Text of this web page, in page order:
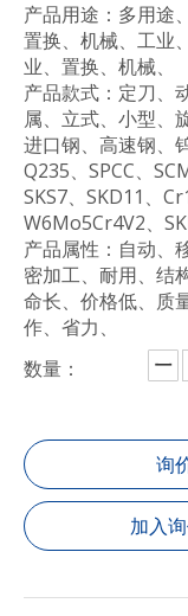
产品用途：多用途
置换、机械、工业
业、置换、机械、
产品款式：定刀、
属、立式、小型、
进口钢、高速钢、
Q235、SPCC、
SKS7、SKD11、
W6Mo5Cr4V2、
产品属性：自动、
密加工、耐用、结
命长、价格低、质
作、省力、
数量：
询
加入